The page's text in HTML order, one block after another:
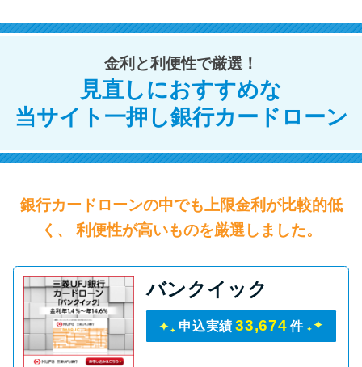
金利と利便性で厳選！
見直しにおすすめな
当サイト一押し銀行カードローン
銀行カードローンの中でも上限金利が比較的低
く、 利便性が高いものを厳選しました。
バンクイック
申込実績 33,674 件